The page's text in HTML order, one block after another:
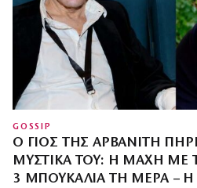
GOSSIP
Ο ΓΙΟΣ ΤΗΣ ΑΡΒΑΝΊΤΗ
ΜΥΣΤΙΚΆ ΤΟΥ: Η ΜΆΧΗ ΜΕ
3 ΜΠΟΥΚΆΛΙΑ ΤΗ ΜΈΡΑ –